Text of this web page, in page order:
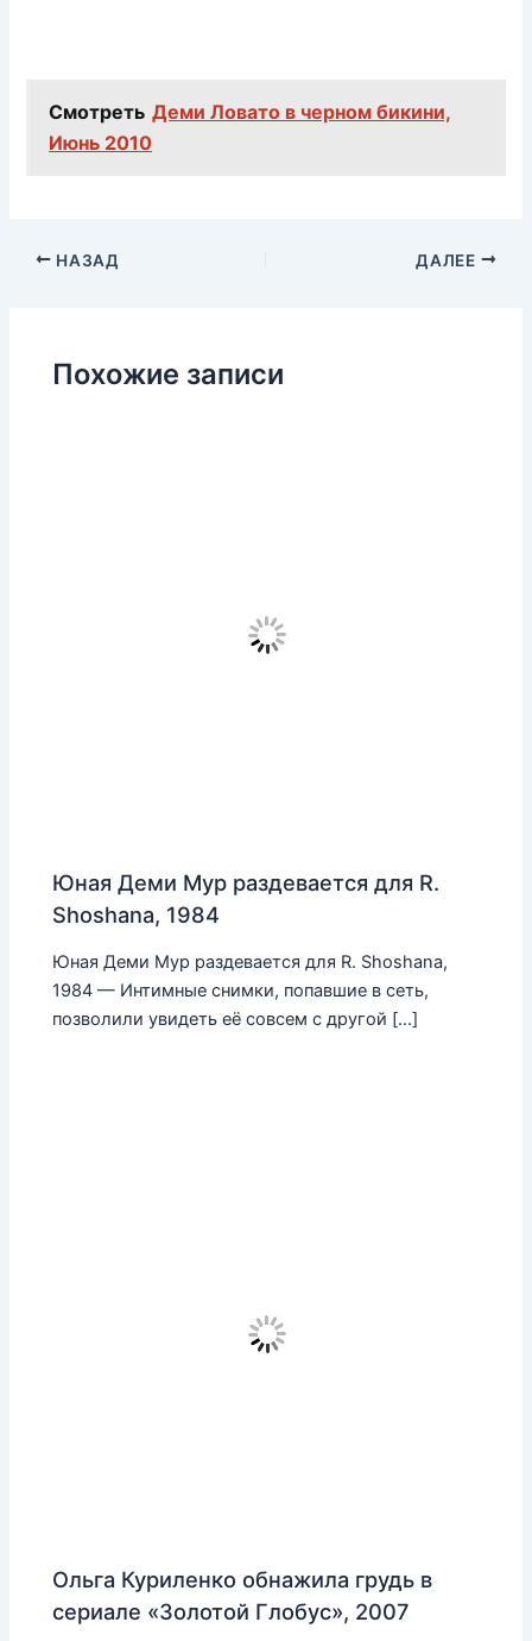
Смотреть Деми Ловато в черном бикини,
Июнь 2010
НАЗАД ДАЛЕЕ
Похожие записи
Юная Деми Мур раздевается для R.
Shoshana, 1984
Юная Деми Мур раздевается для R. Shoshana,
1984 — Интимные снимки, попавшие в сеть,
позволили увидеть её совсем с другой […]
Ольга Куриленко обнажила грудь в
сериале «Золотой Глобус», 2007